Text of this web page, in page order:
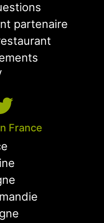
partenaire
France